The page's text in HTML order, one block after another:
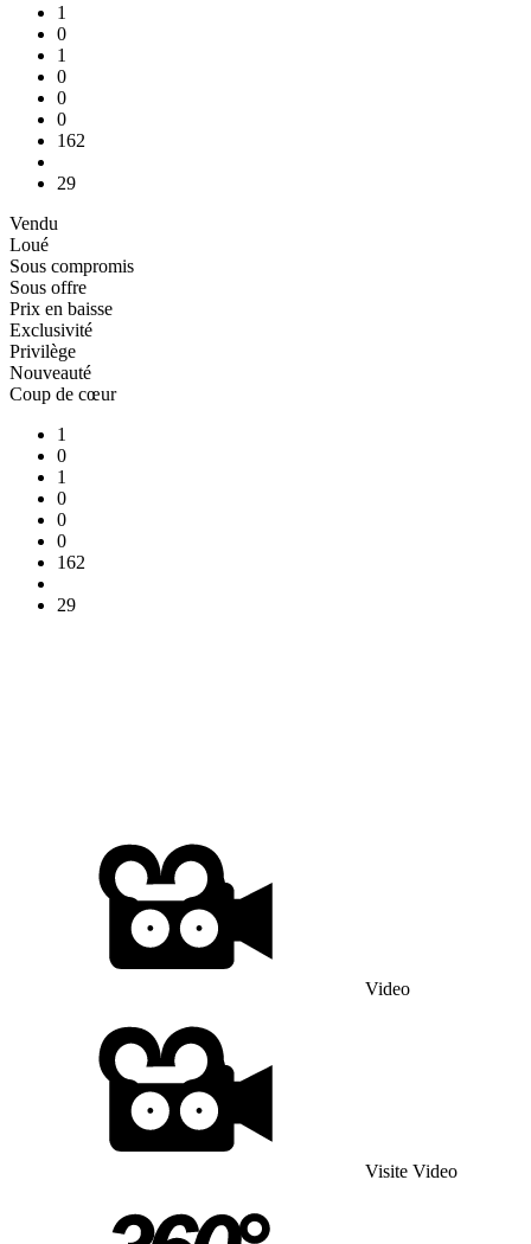
1
0
1
0
0
0
162
29
Vendu
Loué
Sous compromis
Sous offre
Prix en baisse
Exclusivité
Privilège
Nouveauté
Coup de cœur
1
0
1
0
0
0
162
29
Video
Visite Video